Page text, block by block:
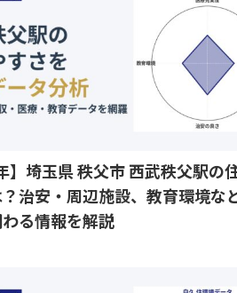
】埼玉県 秩父市 西武秩父駅の
治安・周辺施設、教育環境な
る情報を解説